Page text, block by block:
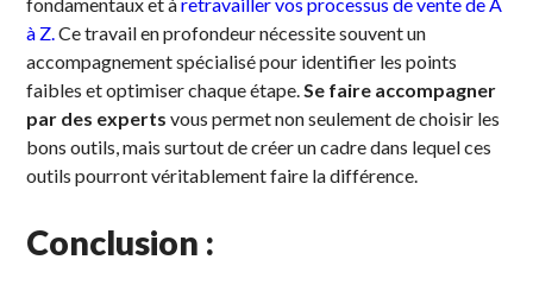
à Z. Ce travail en profondeur nécessite souvent un
accompagnement spécialisé pour identifier les points
faibles et optimiser chaque étape. Se faire accompagner
par des experts vous permet non seulement de choisir les
bons outils, mais surtout de créer un cadre dans lequel ces
outils pourront véritablement faire la différence.
Conclusion :